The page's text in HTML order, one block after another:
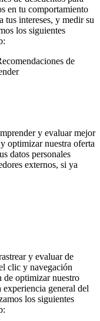
en tu comportamiento
tus intereses, y medir su
los siguientes
de
y evaluar mejor
optimizar nuestra oferta
datos personales
externos, si ya
y evaluar de
clic y navegación
de optimizar nuestro
general del
los siguientes